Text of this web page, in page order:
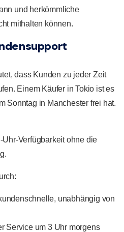
und herkömmliche
mithalten können.
dass Kunden zu jeder Zeit
Einem Käufer in Tokio ist es
Sonntag in Manchester frei hat.
Verfügbarkeit ohne die
unabhängig von
Service um 3 Uhr morgens